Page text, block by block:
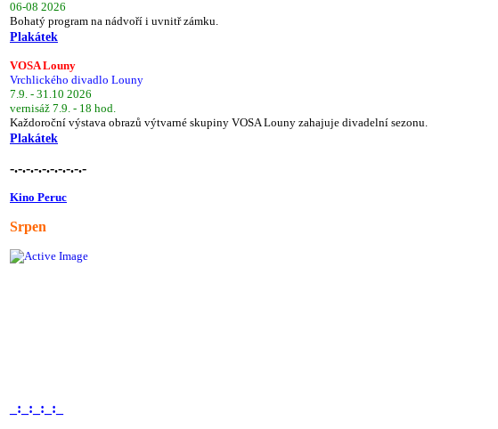
06-08 2026
Bohatý program na nádvoří i uvnitř zámku.
Plakátek
VOSA Louny
Vrchlického divadlo Louny
7.9. - 31.10 2026
vernisáž 7.9. - 18 hod.
Každoroční výstava obrazů výtvarné skupiny VOSA Louny zahajuje divadelní sezonu.
Plakátek
-.-.-.-.-.-.-.-.-.-
Kino Peruc
Srpen
_:_:_:_:_